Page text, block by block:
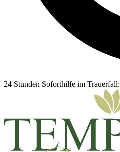
24 Stunden Soforthilfe im Trauerfall: